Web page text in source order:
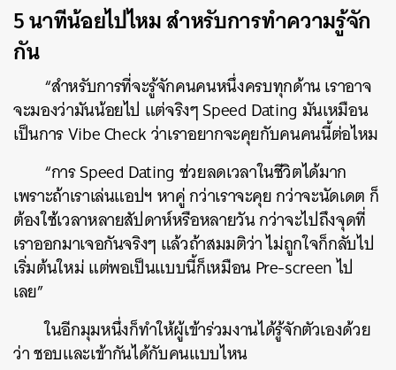
5 นาทีน้อยไปไหม สำหรับการทำความรู้จัก
กัน
“สำหรับการที่จะรู้จักคนคนหนึ่งครบทุกด้าน เราอาจ
จะมองว่ามันน้อยไป แต่จริงๆ Speed Dating มันเหมือน
เป็นการ Vibe Check ว่าเราอยากจะคุยกับคนคนนี้ต่อไหม
“การ Speed Dating ช่วยลดเวลาในชีวิตได้มาก
เพราะถ้าเราเล่นแอปฯ หาคู่ กว่าเราจะคุย กว่าจะนัดเดต ก็
ต้องใช้เวลาหลายสัปดาห์หรือหลายวัน กว่าจะไปถึงจุดที่
เราออกมาเจอกันจริงๆ แล้วถ้าสมมติว่า ไม่ถูกใจก็กลับไป
เริ่มต้นใหม่ แต่พอเป็นแบบนี้ก็เหมือน Pre-screen ไป
เลย”
ในอีกมุมหนึ่งก็ทำให้ผู้เข้าร่วมงานได้รู้จักตัวเองด้วย
ว่า ชอบและเข้ากันได้กับคนแบบไหน